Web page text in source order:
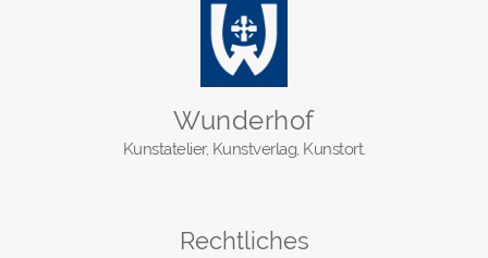
Wunderhof
Kunstatelier, Kunstverlag, Kunstort.
Rechtliches